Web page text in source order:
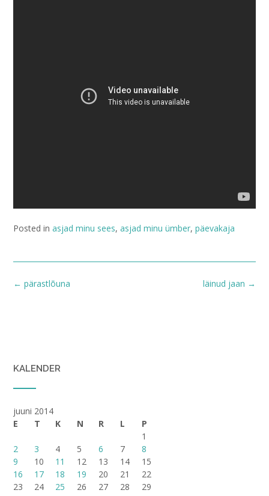
Posted in asjad minu sees, asjad minu ümber, päevakaja
Post
läinud jaan →
← pärastlõuna
KALENDER
juuni 2014
E
T K N R L
P
1
2
3 4 5 6 7
8
9
10 11 12 13 14
15
16
17 18 19 20 21
22
23
24 25 26 27 28
29